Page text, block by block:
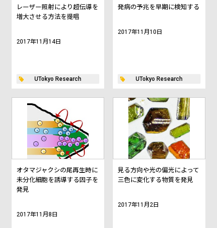
レーザー照射により超伝導を
増大させる方法を提唱
2017年11月14日
UTokyo Research
発病の予兆を早期に検知する
2017年11月10日
UTokyo Research
オタマジャクシの尾再生時に
未分化細胞を誘導する因子を
発見
2017年11月8日
見る方向や光の偏光によって
三色に変化する物質を発見
2017年11月2日